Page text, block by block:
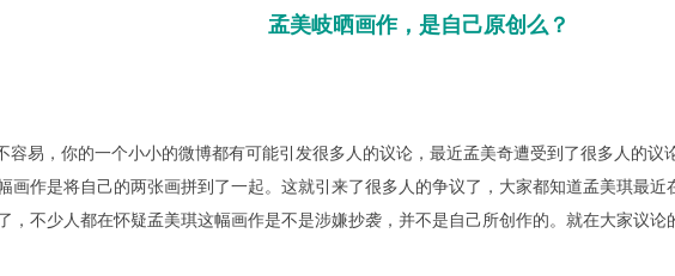
孟美岐晒画作，是自己原创么？
易，你的一个小小的微博都有可能引发很多人的议论，最近孟美奇遭受到了很多人的
画作是将自己的两张画拼到了一起。这就引来了很多人的争议了，大家都知道孟美琪最
，不少人都在怀疑孟美琪这幅画作是不是涉嫌抄袭，并不是自己所创作的。就在大家议